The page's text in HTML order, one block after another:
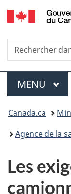
Rechercher
dans
Menu
MENU
Vous
êtes
Canada.ca
Agence de la
Les